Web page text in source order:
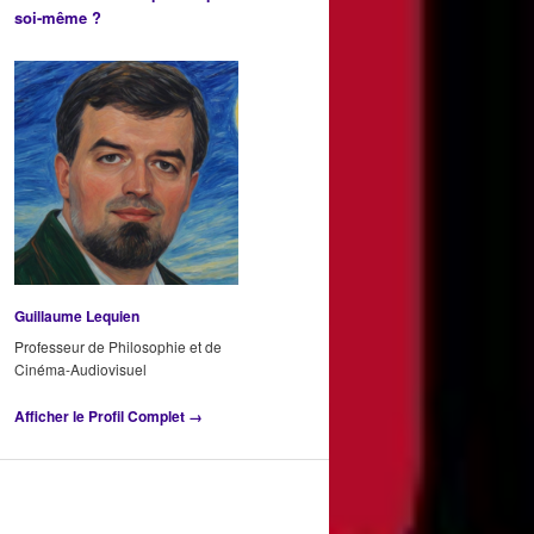
soi-même ?
Guillaume Lequien
Professeur de Philosophie et de
Cinéma-Audiovisuel
Afficher le Profil Complet →